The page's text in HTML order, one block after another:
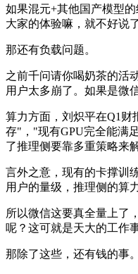
如果混元+其他国产模型
大家的体验嘛，就不好说了
那还有负载问题。
之前千问请你喝奶茶的活
用户太多崩了。如果是微
算力方面，刘炽平在Q1
存"，"现有GPU完全能满
了推理侧要靠多重策略来
言外之意，现有的卡撑训
用户的量级，推理侧的算
所以微信这要真全量上了
呢？这可就是天大的工作
那除了这些，还有钱的事。